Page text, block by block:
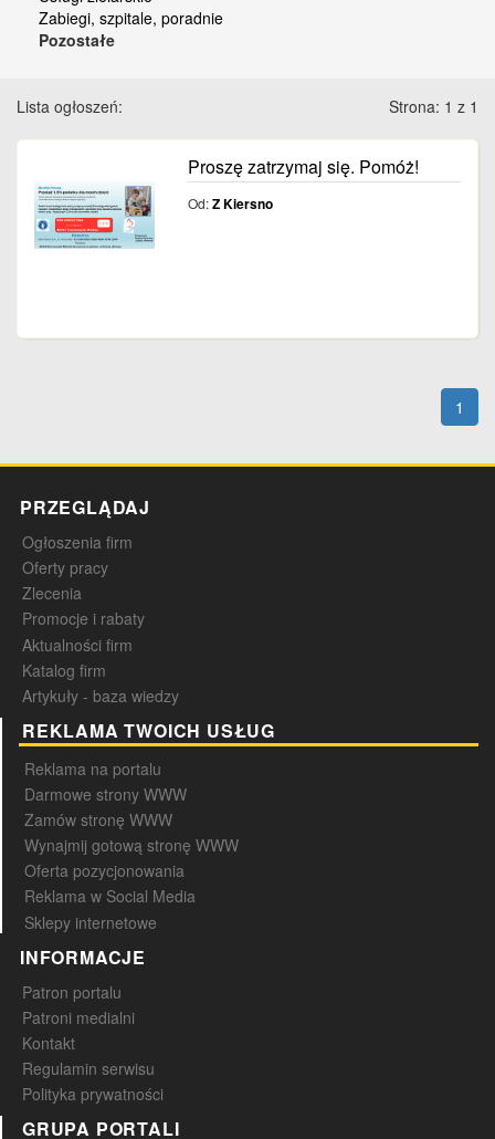
Zabiegi, szpitale, poradnie
Pozostałe
Lista ogłoszeń: Strona: 1 z 1
Proszę zatrzymaj się. Pomóż!
Od:Z Kiersno
1
PRZEGLĄDAJ
Ogłoszenia firm
Oferty pracy
Zlecenia
Promocje i rabaty
Aktualności firm
Katalog firm
Artykuły - baza wiedzy
REKLAMA TWOICH USŁUG
Reklama na portalu
Darmowe strony WWW
Zamów stronę WWW
Wynajmij gotową stronę WWW
Oferta pozycjonowania
Reklama w Social Media
Sklepy internetowe
INFORMACJE
Patron portalu
Patroni medialni
Kontakt
Regulamin serwisu
Polityka prywatności
GRUPA PORTALI